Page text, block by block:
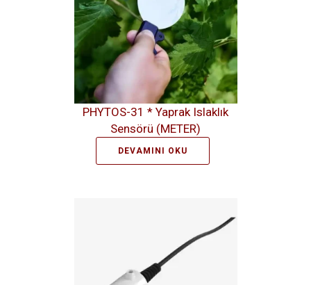
PHYTOS-31 * Yaprak Islaklık
Sensörü (METER)
DEVAMINI OKU